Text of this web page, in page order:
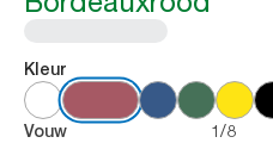
Kleur
Vouw 1/8